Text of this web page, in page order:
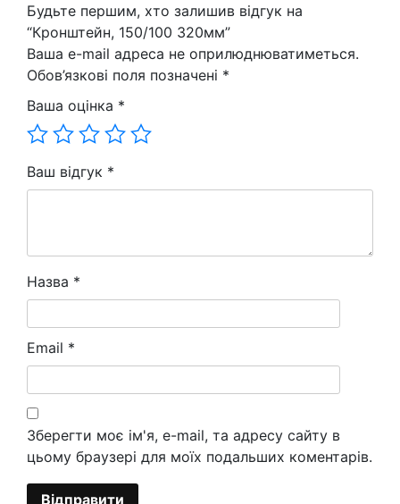
кількість
Будьте першим, хто залишив відгук на
“Кронштейн, 150/100 320мм”
Ваша e-mail адреса не оприлюднюватиметься.
Обов’язкові поля позначені *
Ваша оцінка *
Ваш відгук *
Назва *
Email *
Зберегти моє ім'я, e-mail, та адресу сайту в
цьому браузері для моїх подальших коментарів.